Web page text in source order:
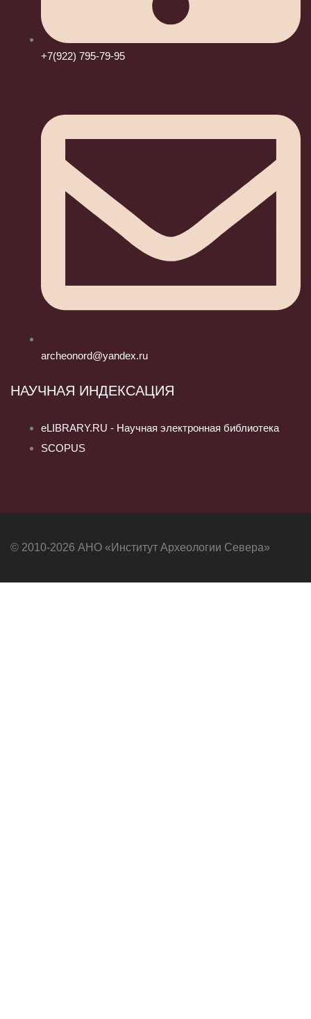
+7(922) 795-79-95
archeonord@yandex.ru
НАУЧНАЯ ИНДЕКСАЦИЯ
eLIBRARY.RU - Научная электронная библиотека
SCOPUS
© 2010-2026 АНО «Институт Археологии Севера»